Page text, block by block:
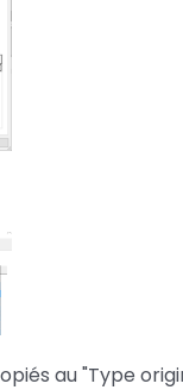
au "Type